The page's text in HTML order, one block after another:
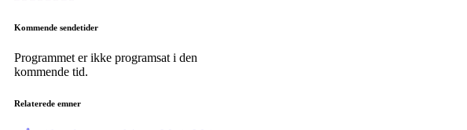
Kommende sendetider
Programmet er ikke programsat i den
kommende tid.
Relaterede emner